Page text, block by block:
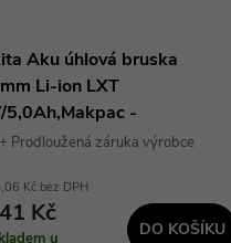
Aku úhlová bruska
Li-ion LXT
5,0Ah,Makpac -
+ Prodloužená záruka výrobce
Kč bez DPH
Kč
u DO KOŠÍKU